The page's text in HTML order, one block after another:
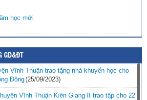
học mới
GD&ĐT
Vĩnh Thuận trao tặng nhà khuyến học cho
Đông(25/09/2023)
Vĩnh Thuận Kiên Giang II trao tập cho 22